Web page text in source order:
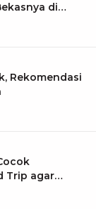
di
Rekomendasi
Trip agar